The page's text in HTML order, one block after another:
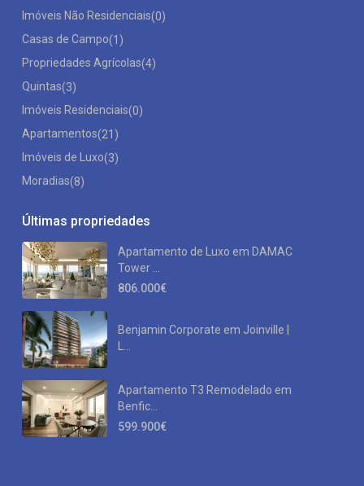
Imóveis Não Residenciais(0)
Casas de Campo(1)
Propriedades Agrícolas(4)
Quintas(3)
Imóveis Residenciais(0)
Apartamentos(21)
Imóveis de Luxo(3)
Moradias(8)
Últimas propriedades
Apartamento de Luxo em DAMAC
Tower ...
806.000€
Benjamin Corporate em Joinville |
L...
Apartamento T3 Remodelado em
Benfic...
599.900€